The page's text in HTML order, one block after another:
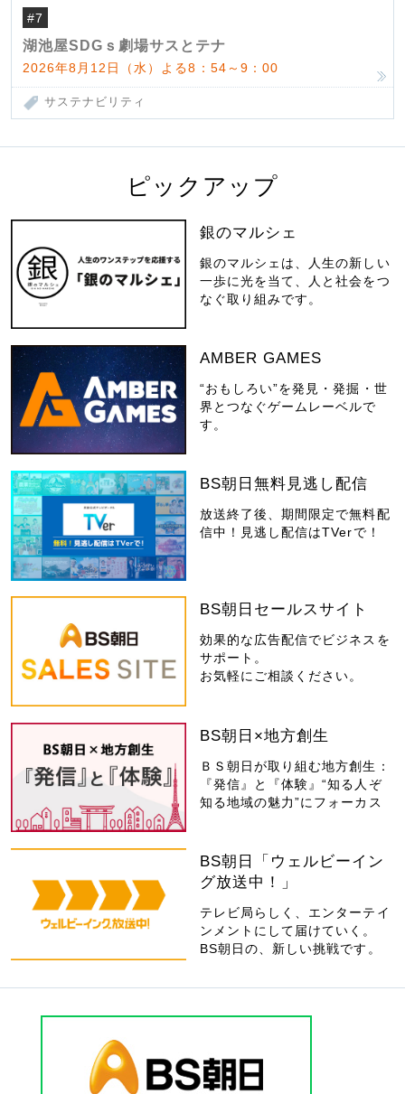
#7
湖池屋SDGｓ劇場サスとテナ
2026年8月12日（水）よる8：54～9：00
サステナビリティ
ピックアップ
銀のマルシェ
銀のマルシェは、人生の新しい
一歩に光を当て、人と社会をつ
なぐ取り組みです。
AMBER GAMES
“おもしろい”を発見・発掘・世
界とつなぐゲームレーベルで
す。
BS朝日無料見逃し配信
放送終了後、期間限定で無料配
信中！見逃し配信はTVerで！
BS朝日セールスサイト
効果的な広告配信でビジネスを
サポート。
お気軽にご相談ください。
BS朝日×地方創生
ＢＳ朝日が取り組む地方創生：
『発信』と『体験』“知る人ぞ
知る地域の魅力”にフォーカス
BS朝日「ウェルビーイン
グ放送中！」
テレビ局らしく、エンターテイ
ンメントにして届けていく。
BS朝日の、新しい挑戦です。